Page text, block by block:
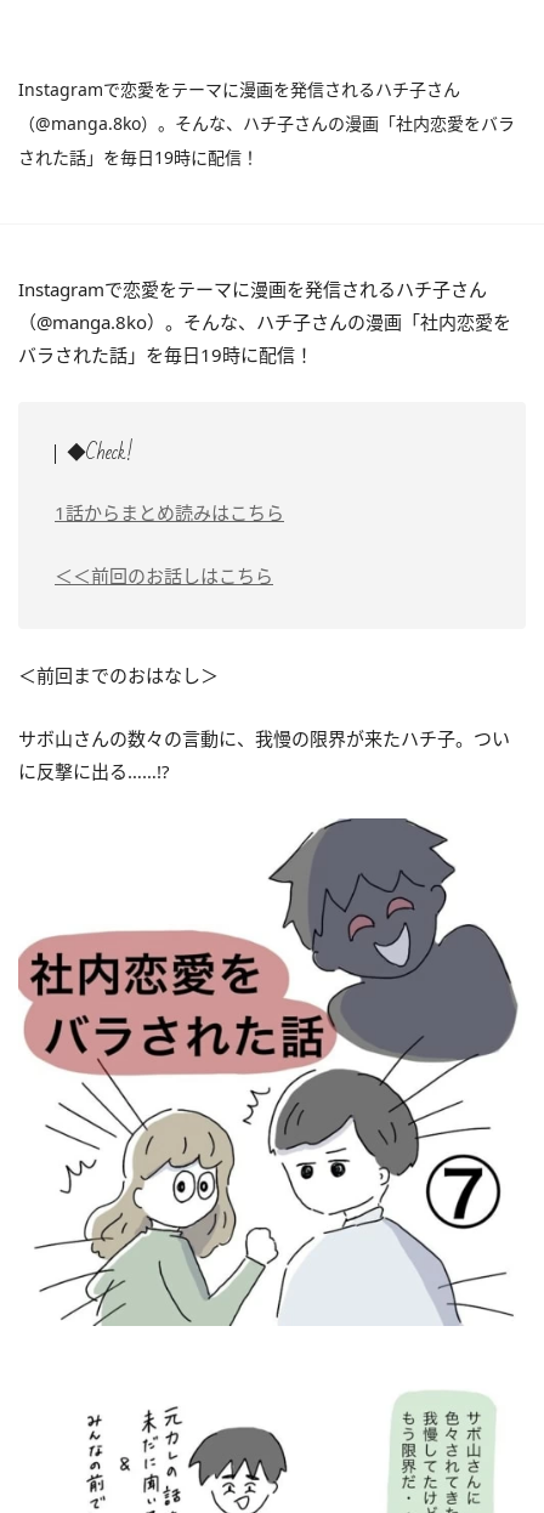
Instagramで恋愛をテーマに漫画を発信されるハチ子さん
（@manga.8ko）。そんな、ハチ子さんの漫画「社内恋愛をバラ
された話」を毎日19時に配信！
Instagramで恋愛をテーマに漫画を発信されるハチ子さん
（@manga.8ko）。そんな、ハチ子さんの漫画「社内恋愛を
バラされた話」を毎日19時に配信！
◆Check!
1話からまとめ読みはこちら
＜＜前回のお話しはこちら
＜前回までのおはなし＞
サボ山さんの数々の言動に、我慢の限界が来たハチ子。つい
に反撃に出る……!?